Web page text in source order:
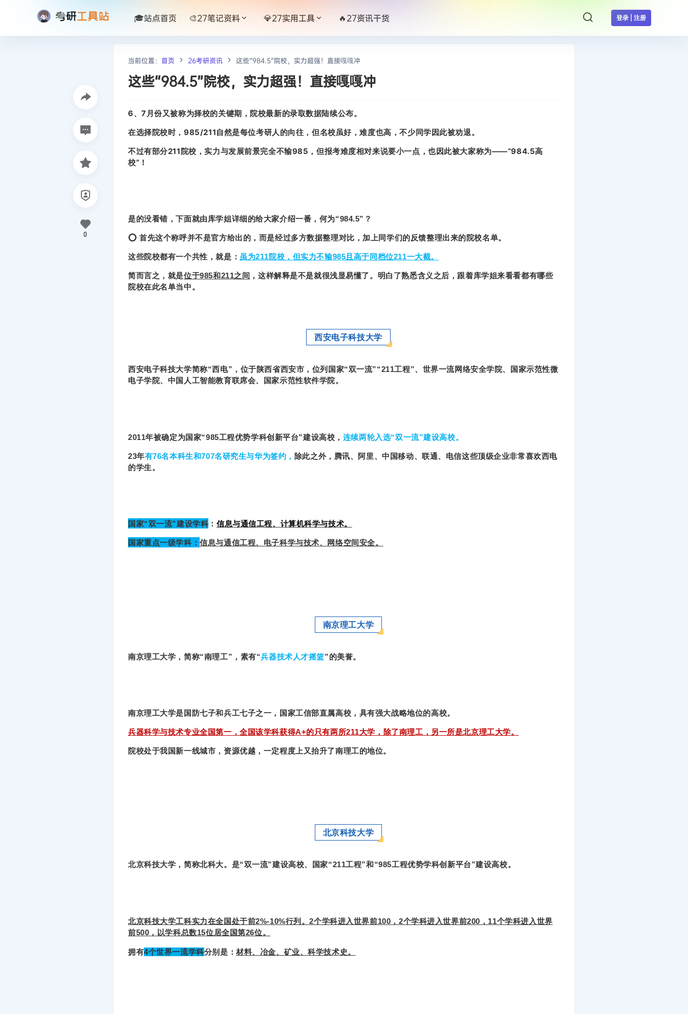
登录 | 注册
🎓站点首页 🎨27笔记资料 💎27实用工具 🔥27资讯干货
当前位置： 首页 26考研资讯 这些“984.5”院校，实力超强！直接嘎嘎冲
这些“984.5”院校，实力超强！直接嘎嘎冲
6、7月份又被称为择校的关键期，院校最新的录取数据陆续公布。
在选择院校时，985/211自然是每位考研人的向往，但名校虽好，难度也高，不少同学因此被劝退。
不过有部分211院校，实力与发展前景完全不输985，但报考难度相对来说要小一点，也因此被大家称为——“984.5高
校”！
是的没看错，下面就由库学姐详细的给大家介绍一番，何为“984.5”？
⭕ 首先这个称呼并不是官方给出的，而是经过多方数据整理对比，加上同学们的反馈整理出来的院校名单。
这些院校都有一个共性，就是： 虽为211院校，但实力不输985且高于同档位211一大截。
简而言之，就是位于985和211之间 ，这样解释是不是就很浅显易懂了。明白了熟悉含义之后，跟着库学姐来看看都有哪些
院校在此名单当中。
西安电子科技大学
西安电子科技大学简称“西电”，位于陕西省西安市，位列国家“双一流”“211工程”、世界一流网络安全学院、国家示范性微
电子学院、中国人工智能教育联席会、国家示范性软件学院。
2011年被确定为国家“985工程优势学科创新平台”建设高校， 连续两轮入选“双一流”建设高校。
23年有76名本科生和707名研究生与华为签约， 除此之外，腾讯、阿里、中国移动、联通、电信这些顶级企业非常喜欢西电
的学生。
国家“双一流”建设学科： 信息与通信工程、计算机科学与技术。
国家重点一级学科：信息与通信工程、电子科学与技术、网络空间安全。
南京理工大学
南京理工大学，简称“南理工”，素有“兵器技术人才摇篮”的美誉。
南京理工大学是国防七子和兵工七子之一，国家工信部直属高校，具有强大战略地位的高校。
兵器科学与技术专业全国第一，全国该学科获得A+的只有两所211大学，除了南理工，另一所是北京理工大学。
院校处于我国新一线城市，资源优越，一定程度上又抬升了南理工的地位。
北京科技大学
北京科技大学，简称北科大。是“双一流”建设高校、国家“211工程”和“985工程优势学科创新平台”建设高校。
北京科技大学工科实力在全国处于前2%-10%行列。2个学科进入世界前100，2个学科进入世界前200，11个学科进入世界
前500，以学科总数15位居全国第26位。
拥有4个世界一流学科分别是：材料、冶金、矿业、科学技术史。
0